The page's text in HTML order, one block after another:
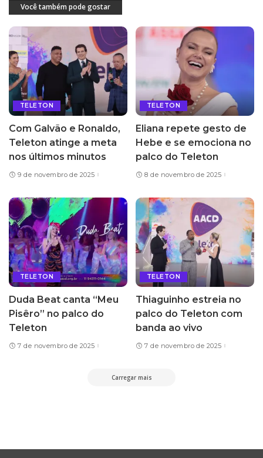
Você também pode gostar
TELETON
Com Galvão e Ronaldo,
Teleton atinge a meta
nos últimos minutos
9 de novembro de 2025
TELETON
Eliana repete gesto de
Hebe e se emociona no
palco do Teleton
8 de novembro de 2025
TELETON
Duda Beat canta “Meu
Pisêro” no palco do
Teleton
7 de novembro de 2025
TELETON
Thiaguinho estreia no
palco do Teleton com
banda ao vivo
7 de novembro de 2025
Carregar mais